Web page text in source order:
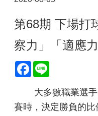
第68期 下場打
察力」「適應
Facebook
大多數職業選手
賽時，決定勝負的比